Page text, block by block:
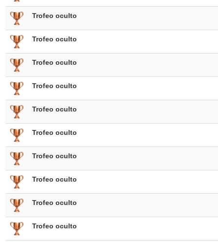
Trofeo oculto
Trofeo oculto
Trofeo oculto
Trofeo oculto
Trofeo oculto
Trofeo oculto
Trofeo oculto
Trofeo oculto
Trofeo oculto
Trofeo oculto